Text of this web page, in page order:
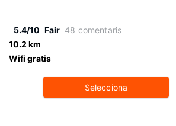
5.4/10 Fair 48 comentaris
10.2 km
Wifi gratis
Selecciona